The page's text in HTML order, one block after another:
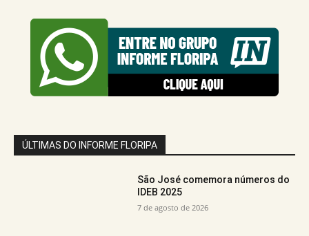
ÚLTIMAS DO INFORME FLORIPA
São José comemora números do
IDEB 2025
7 de agosto de 2026